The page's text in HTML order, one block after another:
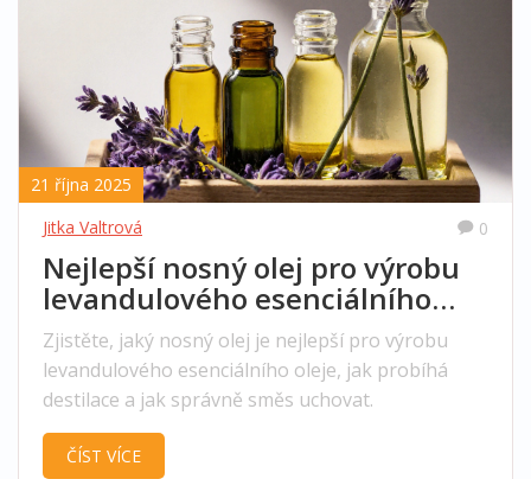
21 října 2025
Jitka Valtrová
0
Nejlepší nosný olej pro výrobu
levandulového esenciálního
oleje
Zjistěte, jaký nosný olej je nejlepší pro výrobu
levandulového esenciálního oleje, jak probíhá
destilace a jak správně směs uchovat.
ČÍST VÍCE